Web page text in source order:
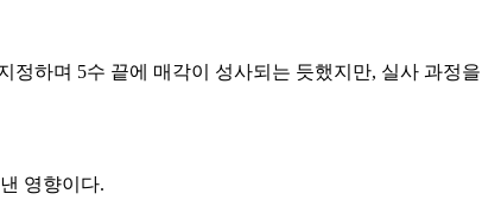
하며 5수 끝에 매각이 성사되는 듯했지만, 실사 과정을
영향이다.